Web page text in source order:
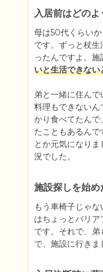
入居前はどの
母は50代くらい
です。ずっと杖生
ったんですよ。施
いと生活できな
弟と一緒に住ん
料理もできないん
かり食べてたんで
たこともあるん
とか元気になり
況でした。
施設探しを始め
もう車椅子じゃ
はちょっとバリ
です。それで、
で、施設に行きま